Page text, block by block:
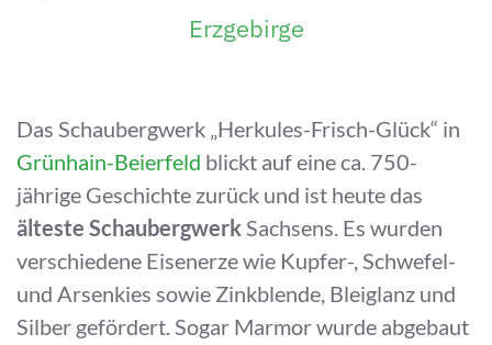
Erzgebirge
Das Schaubergwerk „Herkules-Frisch-Glück“ in
Grünhain-Beierfeld blickt auf eine ca. 750-
jährige Geschichte zurück und ist heute das
älteste SchaubergwerkSachsens. Es wurden
verschiedene Eisenerze wie Kupfer-, Schwefel-
und Arsenkies sowie Zinkblende, Bleiglanz und
Silber gefördert. Sogar Marmor wurde abgebaut